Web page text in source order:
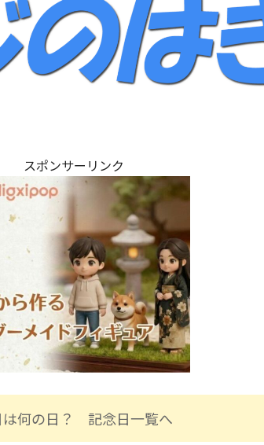
スポンサーリンク
は何の日？ 記念日一覧へ